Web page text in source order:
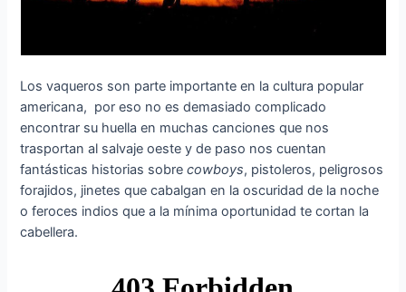
Los vaqueros son parte importante en la cultura popular
americana, por eso no es demasiado complicado
encontrar su huella en muchas canciones que nos
trasportan al salvaje oeste y de paso nos cuentan
fantásticas historias sobrecowboys, pistoleros, peligrosos
forajidos, jinetes que cabalgan en la oscuridad de la noche
o feroces indios que a la mínima oportunidad te cortan la
cabellera.